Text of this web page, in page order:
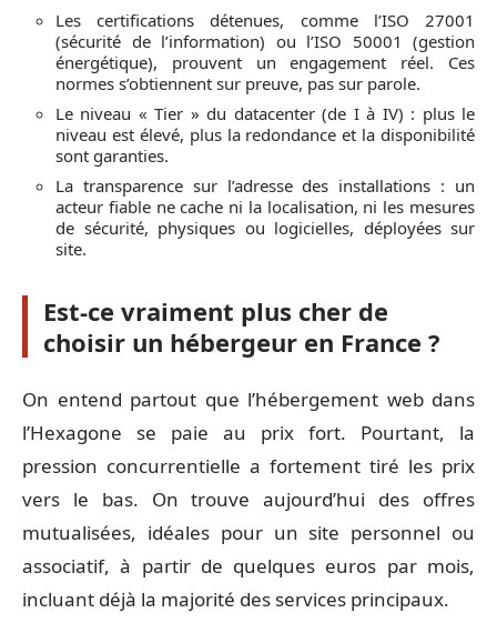
Les certifications détenues, comme l’ISO 27001
(sécurité de l’information) ou l’ISO 50001 (gestion
énergétique), prouvent un engagement réel. Ces
normes s’obtiennent sur preuve, pas sur parole.
Le niveau « Tier » du datacenter (de I à IV) : plus le
niveau est élevé, plus la redondance et la disponibilité
sont garanties.
La transparence sur l’adresse des installations : un
acteur fiable ne cache ni la localisation, ni les mesures
de sécurité, physiques ou logicielles, déployées sur
site.
Est-ce vraiment plus cher de
choisir un hébergeur en France ?
On entend partout que l’hébergement web dans
l’Hexagone se paie au prix fort. Pourtant, la
pression concurrentielle a fortement tiré les prix
vers le bas. On trouve aujourd’hui des offres
mutualisées, idéales pour un site personnel ou
associatif, à partir de quelques euros par mois,
incluant déjà la majorité des services principaux.